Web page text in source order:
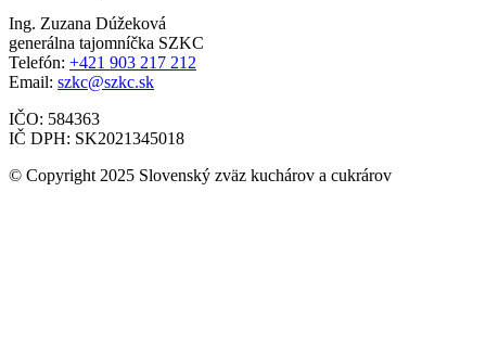
Ing. Zuzana Dúžeková
generálna tajomníčka SZKC
Telefón: +421 903 217 212
Email: szkc@szkc.sk
IČO: 584363
IČ DPH: SK2021345018
© Copyright 2025 Slovenský zväz kuchárov a cukrárov